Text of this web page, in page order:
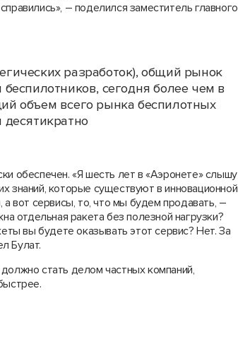
– поделился заместитель главного
разработок), общий рынок
сегодня более чем в
объем всего рынка беспилотных
обеспечен. «Я шесть лет в «Аэронете» слышу
знаний, которые существуют в инновационной
вот сервисы, то, что мы будем продавать, –
отдельная ракета без полезной нагрузки?
вы будете оказывать этот сервис? Нет. За
Булат.
стать делом частных компаний,